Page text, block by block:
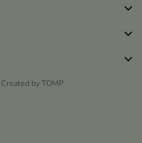
keyboard_arrow_down
keyboard_arrow_down
keyboard_arrow_down
Created by TOMP